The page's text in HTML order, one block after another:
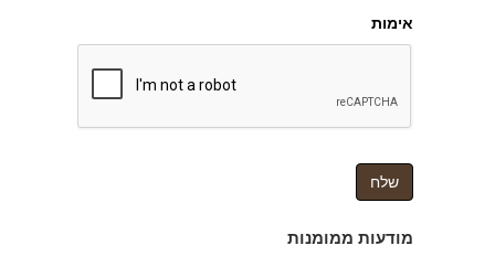
אימות
מודעות ממומנות